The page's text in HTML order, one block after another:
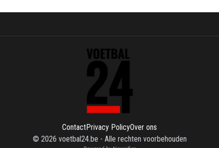
ContactPrivacy PolicyOver ons
© 2026 voetbal24.be - Alle rechten voorbehouden